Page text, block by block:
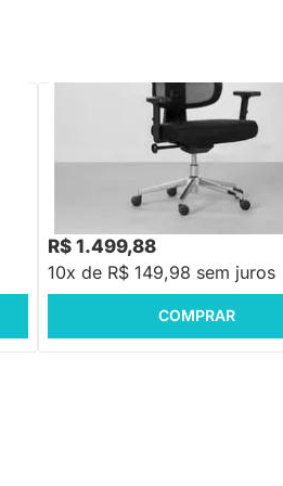
PRONTA ENTREGA
Cadeira de Escritório Saga - Preto
-28% Economize R$ 600
R$ 1.499,88
10x de R$ 149,98 sem juros
COMPRAR